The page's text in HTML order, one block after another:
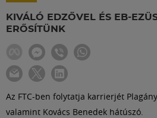
KIVÁLÓ EDZŐVEL ÉS EB-
ERŐSÍTÜNK
Az FTC-ben folytatja karrierjét
valamint Kovács Benedek hátúszó.
Szakosztályok
Meccscenter
Klub